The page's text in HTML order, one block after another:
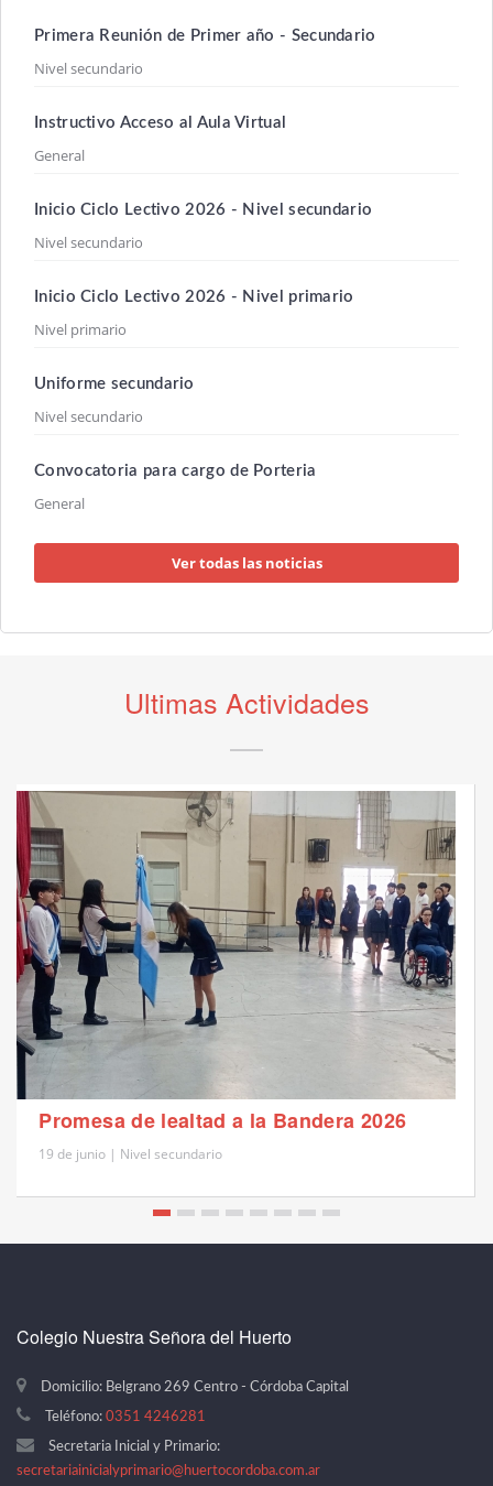
Primera Reunión de Primer año - Secundario
Nivel secundario
Instructivo Acceso al Aula Virtual
General
Inicio Ciclo Lectivo 2026 - Nivel secundario
Nivel secundario
Inicio Ciclo Lectivo 2026 - Nivel primario
Nivel primario
Uniforme secundario
Nivel secundario
Convocatoria para cargo de Porteria
General
Ver todas las noticias
Ultimas Actividades
Promesa de lealtad a la Bandera 2026
19 de junio | Nivel secundario
Colegio Nuestra Señora del Huerto
Domicilio: Belgrano 269 Centro - Córdoba Capital
Teléfono: 0351 4246281
Secretaria Inicial y Primario:
secretariainicialyprimario@huertocordoba.com.ar